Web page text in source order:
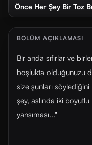
Önce Her Şey Bir Toz
BÖLÜM AÇIKLAMASI
Bir anda sıfırlar ve
boşlukta olduğunuzu
size şunları
şey, aslında iki
yansıması..."